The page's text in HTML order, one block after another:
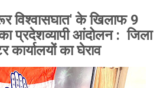
विश्वासघात' के खिलाफ 9
प्रदेशव्यापी आंदोलन : जिला
का घेराव